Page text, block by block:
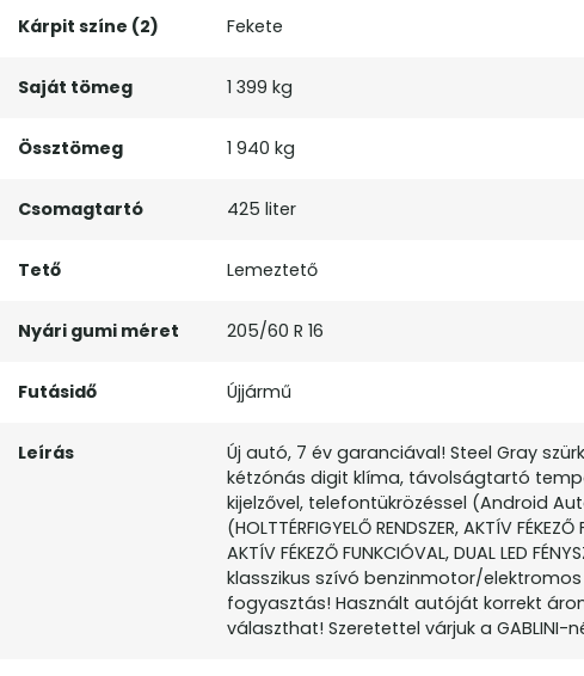
Kárpit színe (2) Fekete
Saját tömeg 1 399 kg
Össztömeg 1 940 kg
Csomagtartó 425 liter
Tető Lemeztető
Nyári gumi méret 205/60 R 16
Futásidő Újjármű
Leírás
Új autó, 7 év garanciával! Steel Gray
kétzónás digit klíma, távolságtartó
kijelzővel, telefontükrözéssel (Android
(HOLTTÉRFIGYELŐ RENDSZER, AKTÍV
AKTÍV FÉKEZŐ FUNKCIÓVAL, DUAL LED
klasszikus szívó benzinmotor/
fogyasztás! Használt autóját korrekt
választhat! Szeretettel várjuk a